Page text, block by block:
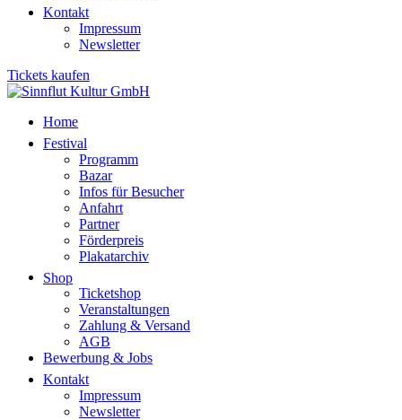
Kontakt
Impressum
Newsletter
Tickets kaufen
Home
Festival
Programm
Bazar
Infos für Besucher
Anfahrt
Partner
Förderpreis
Plakatarchiv
Shop
Ticketshop
Veranstaltungen
Zahlung & Versand
AGB
Bewerbung & Jobs
Kontakt
Impressum
Newsletter